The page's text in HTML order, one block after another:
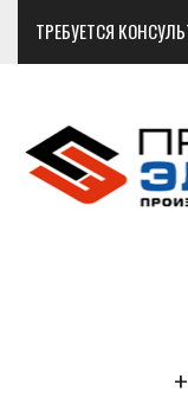
ТРЕБУЕТСЯ